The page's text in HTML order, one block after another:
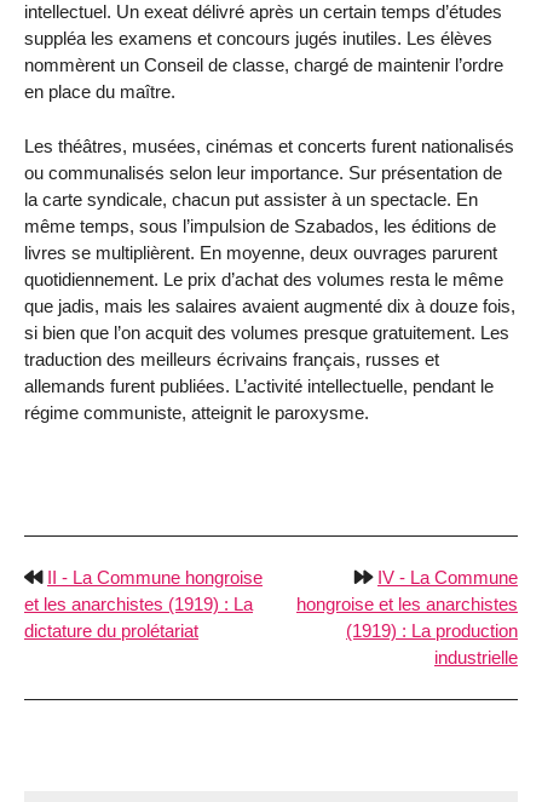
intellectuel. Un exeat délivré après un certain temps d’études
suppléa les examens et concours jugés inutiles. Les élèves
nommèrent un Conseil de classe, chargé de maintenir l’ordre
en place du maître.
Les théâtres, musées, cinémas et concerts furent nationalisés
ou communalisés selon leur importance. Sur présentation de
la carte syndicale, chacun put assister à un spectacle. En
même temps, sous l’impulsion de Szabados, les éditions de
livres se multiplièrent. En moyenne, deux ouvrages parurent
quotidiennement. Le prix d’achat des volumes resta le même
que jadis, mais les salaires avaient augmenté dix à douze fois,
si bien que l’on acquit des volumes presque gratuitement. Les
traduction des meilleurs écrivains français, russes et
allemands furent publiées. L’activité intellectuelle, pendant le
régime communiste, atteignit le paroxysme.
II - La Commune hongroise
et les anarchistes (1919) : La
dictature du prolétariat
IV - La Commune
hongroise et les anarchistes
(1919) : La production
industrielle